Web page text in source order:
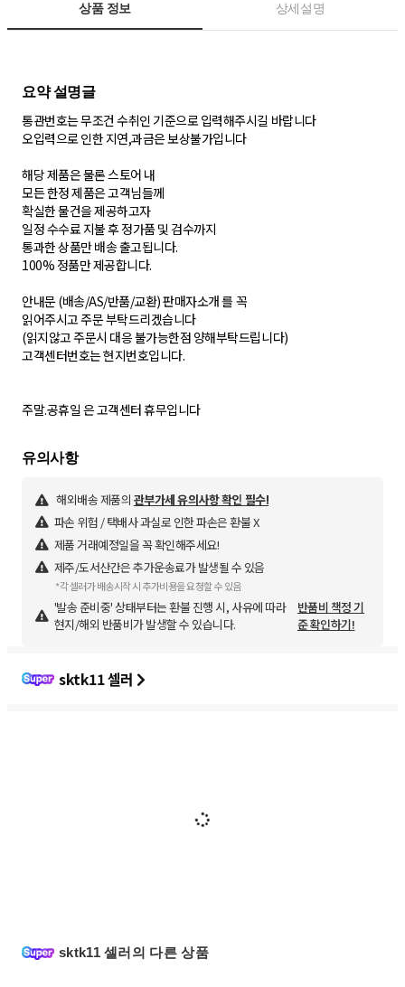
상품 정보 상세설명
요약 설명글
통관번호는 무조건 수취인 기준으로 입력해주시길 바랍니다
오입력으로 인한 지연,과금은 보상불가입니다
해당 제품은 물론 스토어 내
모든 한정 제품은 고객님들께
확실한 물건을 제공하고자
일정 수수료 지불 후 정가품 및 검수까지
통과한 상품만 배송 출고됩니다.
100% 정품만 제공합니다.
안내문 (배송/AS/반품/교환) 판매자소개 를 꼭
읽어주시고 주문 부탁드리겠습니다
(읽지않고 주문시 대응 불가능한점 양해부탁드립니다)
고객센터번호는 현지번호입니다.
주말.공휴일 은 고객센터 휴무입니다
유의사항
해외배송 제품의 관부가세 유의사항 확인 필수!
파손 위험 / 택배사 과실로 인한 파손은 환불 X
제품 거래예정일을 꼭 확인해주세요!
제주/도서산간은 추가운송료가 발생될 수 있음
*각 셀러가 배송시작 시 추가비용을 요청할 수 있음
'발송 준비중' 상태부터는 환불 진행 시, 사유에 따라
현지/해외 반품비가 발생할 수 있습니다.
반품비 책정 기
준 확인하기!
sktk11 셀러
sktk11 셀러의 다른 상품